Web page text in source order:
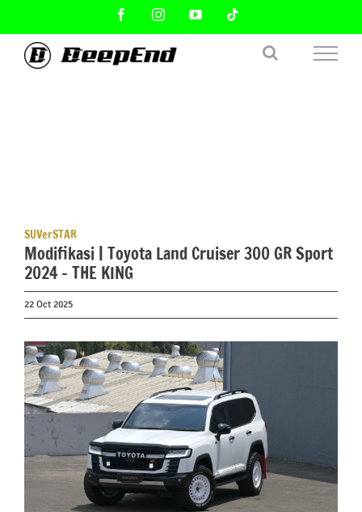
content
FacebookInstagramYouTube
SUVerSTAR
Modifikasi | Toyota Land Cruiser 300 GR Sport
2024 – THE KING
22 Oct 2025
View
Larger
Image